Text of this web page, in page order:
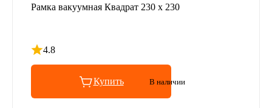
Рамка вакуумная Квадрат 230 x 230
4.8
Рейтинг 4.8 из 5
Купить В наличии